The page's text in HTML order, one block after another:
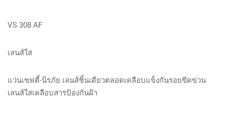
VS 308 AF
เลนส์ใส
แว่นเซฟตี้-นิรภัย เลนส์ชิ้นเดียวตลอดเคลือบแข็งกันรอยขีดข่วน
เลนส์ใสเคลือบสารป้องกันฝ้า